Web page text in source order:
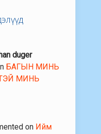
duger
БАГЫН МИНЬ
МИНЬ
on Ийм